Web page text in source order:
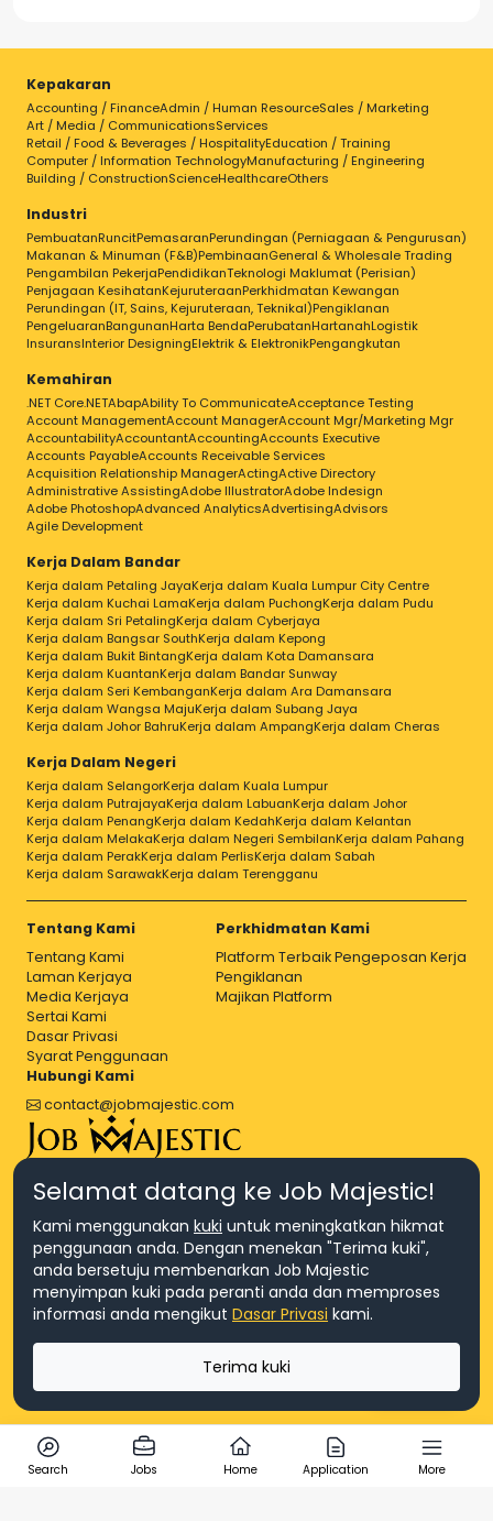
Kepakaran
Accounting / FinanceAdmin / Human ResourceSales / Marketing
Art / Media / CommunicationsServices
Retail / Food & Beverages / HospitalityEducation / Training
Computer / Information TechnologyManufacturing / Engineering
Building / ConstructionScienceHealthcareOthers
Industri
PembuatanRuncitPemasaranPerundingan (Perniagaan & Pengurusan)
Makanan & Minuman (F&B)PembinaanGeneral & Wholesale Trading
Pengambilan PekerjaPendidikanTeknologi Maklumat (Perisian)
Penjagaan KesihatanKejuruteraanPerkhidmatan Kewangan
Perundingan (IT, Sains, Kejuruteraan, Teknikal)Pengiklanan
PengeluaranBangunanHarta BendaPerubatanHartanahLogistik
InsuransInterior DesigningElektrik & ElektronikPengangkutan
Kemahiran
.NET Core.NETAbapAbility To CommunicateAcceptance Testing
Account ManagementAccount ManagerAccount Mgr/Marketing Mgr
AccountabilityAccountantAccountingAccounts Executive
Accounts PayableAccounts Receivable Services
Acquisition Relationship ManagerActingActive Directory
Administrative AssistingAdobe IllustratorAdobe Indesign
Adobe PhotoshopAdvanced AnalyticsAdvertisingAdvisors
Agile Development
Kerja Dalam Bandar
Kerja dalam Petaling JayaKerja dalam Kuala Lumpur City Centre
Kerja dalam Kuchai LamaKerja dalam PuchongKerja dalam Pudu
Kerja dalam Sri PetalingKerja dalam Cyberjaya
Kerja dalam Bangsar SouthKerja dalam Kepong
Kerja dalam Bukit BintangKerja dalam Kota Damansara
Kerja dalam KuantanKerja dalam Bandar Sunway
Kerja dalam Seri KembanganKerja dalam Ara Damansara
Kerja dalam Wangsa MajuKerja dalam Subang Jaya
Kerja dalam Johor BahruKerja dalam AmpangKerja dalam Cheras
Kerja Dalam Negeri
Kerja dalam SelangorKerja dalam Kuala Lumpur
Kerja dalam PutrajayaKerja dalam LabuanKerja dalam Johor
Kerja dalam PenangKerja dalam KedahKerja dalam Kelantan
Kerja dalam MelakaKerja dalam Negeri SembilanKerja dalam Pahang
Kerja dalam PerakKerja dalam PerlisKerja dalam Sabah
Kerja dalam SarawakKerja dalam Terengganu
Tentang Kami
Tentang Kami
Laman Kerjaya
Media Kerjaya
Sertai Kami
Dasar Privasi
Syarat Penggunaan
Perkhidmatan Kami
Platform Terbaik Pengeposan Kerja
Pengiklanan
Majikan Platform
Hubungi Kami
contact@jobmajestic.com
© Hakcipta 2026 Agensi Pekerjaan JEV Management Sdn. Bhd.,
registered in Malaysia (Company No: 201701016948 (1231113-U), EA
(Company No: 201701037852 (1252023-X))
Search Jobs Home Application More
Selamat datang ke Job Majestic!
Kami menggunakan kuki untuk meningkatkan hikmat
penggunaan anda. Dengan menekan "Terima kuki",
anda bersetuju membenarkan Job Majestic
menyimpan kuki pada peranti anda dan memproses
informasi anda mengikut Dasar Privasi kami.
Terima kuki